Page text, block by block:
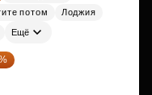
потом
Лоджия
Ещё